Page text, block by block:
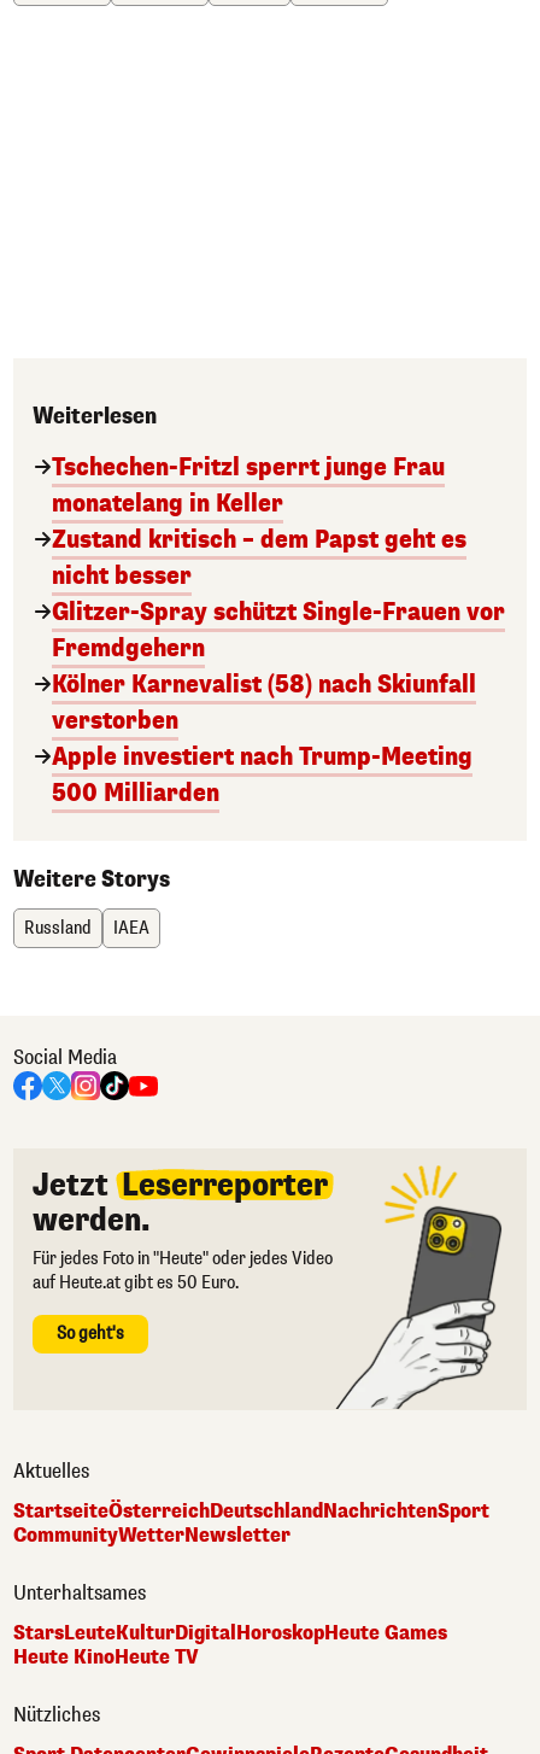
Weiterlesen
Tschechen-Fritzl sperrt junge Frau
monatelang in Keller
Zustand kritisch – dem Papst geht es
nicht besser
Glitzer-Spray schützt Single-Frauen vor
Fremdgehern
Kölner Karnevalist (58) nach Skiunfall
verstorben
Apple investiert nach Trump-Meeting
500 Milliarden
Weitere Storys
Russland IAEA
Social Media
Jetzt Leserreporter
werden.
Für jedes Foto in "Heute" oder jedes Video
auf Heute.at gibt es 50 Euro.
So geht's
Aktuelles
StartseiteÖsterreichDeutschlandNachrichtenSport
CommunityWetterNewsletter
Unterhaltsames
StarsLeuteKulturDigital HoroskopHeute Games
Heute KinoHeute TV
Nützliches